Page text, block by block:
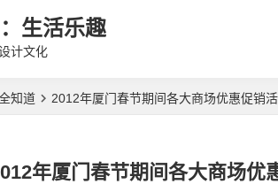
生活乐趣
计文化
知道 2012年厦门春节期间各大商场优惠促销
年厦门春节期间各大商场优